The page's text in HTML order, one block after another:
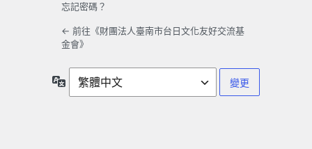
忘記密碼？
← 前往《財團法人臺南市台日文化友好交流基
金會》
言